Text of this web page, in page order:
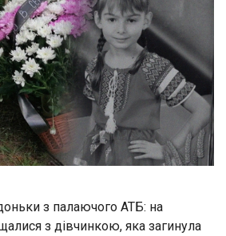
з палаючого АТБ: на
з дівчинкою, яка загинула